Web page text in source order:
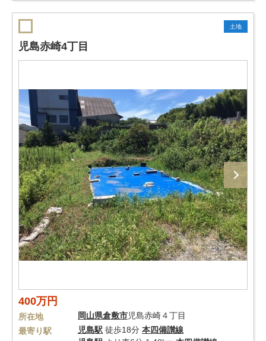
土地
児島赤崎4丁目
400万円
所在地 岡山県倉敷市児島赤崎４丁目
最寄り駅
児島駅 徒歩18分 本四備讃線